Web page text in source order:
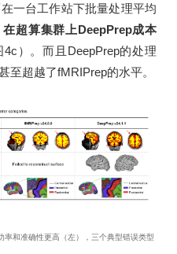
在一台工作站下批量处理平均
在超算集群上DeepPrep成本
4c）。而且DeepPrep的处理
至超越了fMRIPrep的水平。
和准确性更高（左），三个典型错误类型